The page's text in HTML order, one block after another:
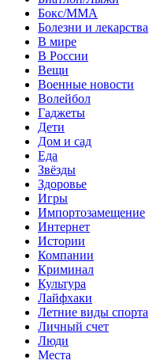
Бокс/MMA
Болезни и лекарства
В мире
В России
Вещи
Военные новости
Волейбол
Гаджеты
Дети
Дом и сад
Еда
Звёзды
Здоровье
Игры
Импортозамещение
Интернет
Истории
Компании
Криминал
Культура
Лайфхаки
Летние виды спорта
Личный счет
Люди
Места